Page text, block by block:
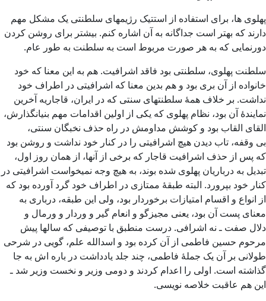
پهلوی ها، برای استفاده از استتیک رژیمهای سلطنتی یک مشکل مهم
دارند که بهتر است جداگانه به آن اشاره کنم. بیشتر برای روشن کردن
دورنمایی که به هر صورت مربوط است به سلطنت به طور عام.
سلطنت پهلوی، سلطنتی بود فاقد اشرافیت. هم به این معنا که خود
خانواده از آن بری بود و هم بدین معنا که اشرافیتی در اطراف خود
نداشت. بر خلاف همۀ سلطنتهای سنتی که در ایران، قاجاریه آخرین
نمایندۀ آن بود، نظام پهلوی که یکی از اولین اقدامات مهم بنیانگذارش،
القای القاب بود و کوشش مداومش در راه حذف نخبگان سنتی،
بی وقفه، تاب دیدن هیچ اشرافیتی را در کنار خود نداشت و روشن بود
که پس از حذف اشرافیت قاجار که برخی از آنها، از همان روز اول،
تبدیل به درباریان پهلوی شده بوند، به هیچ وجه نمیخواست اشرافیتی در
کنار خود بپرورد. البته طبقۀ ممتازی در اطراف خود گرد آورده بود که
از انواع و اقسام امتیازات برخوردار بود، ولی این طبقه، درباری به
معنای پست آن بود، یعنی مجیزگو و انعام گیر و وردار و ورمال و
دلال صفت ـ نه اشرافی. درست منطبق با توصیفی که سالها پیش
مرحوم حسین فاطمی از آن کرده بود و اسدالله علم، گویی در شرحی
طولانی بر آن یک جملۀ فاطمی، چند جلد یادداشت در باره اش به جا
گذاشته است. اولی را اعدام کردند و دومی وزیر و نخست وزیر شد ـ
این هم عاقبت خلاصه نویسی.